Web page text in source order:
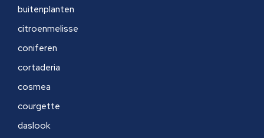
buitenplanten
citroenmelisse
coniferen
cortaderia
cosmea
courgette
daslook